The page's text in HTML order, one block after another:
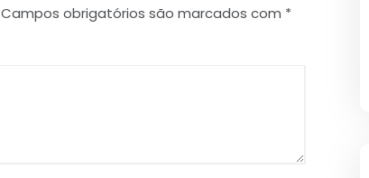
Campos obrigatórios são marcados com *